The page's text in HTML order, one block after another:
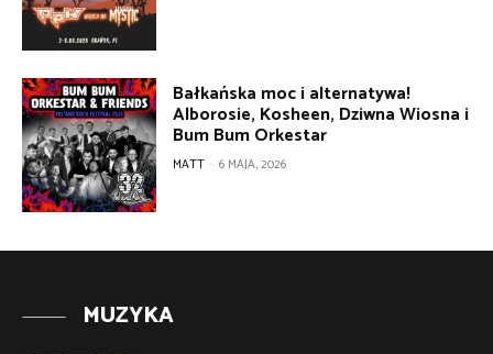
Bałkańska moc i alternatywa!
Alborosie, Kosheen, Dziwna Wiosna i
Bum Bum Orkestar
MATT - 6 MAJA, 2026
MUZYKA